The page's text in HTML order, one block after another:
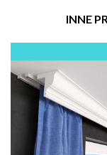
INNE